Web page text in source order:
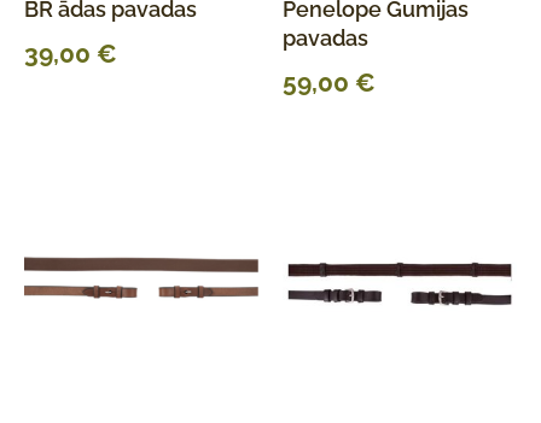
BR ādas pavadas
39,00 €
Penelope Gumijas
pavadas
59,00 €